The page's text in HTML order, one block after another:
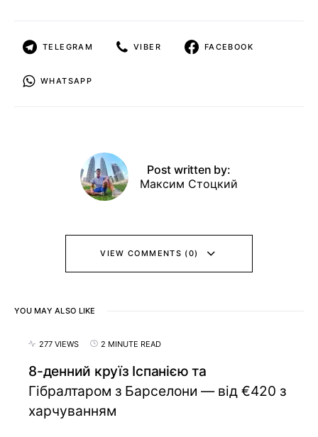
TELEGRAM VIBER FACEBOOK
WHATSAPP
Post written by:
Максим Стоцкий
VIEW COMMENTS (0)
YOU MAY ALSO LIKE
277 VIEWS 2 MINUTE READ
8-денний круїз Іспанією та
Гібралтаром з Барселони — від €420 з
харчуванням